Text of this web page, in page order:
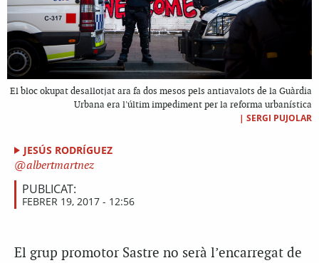
El bloc okupat desallotjat ara fa dos mesos pels antiavalots de la Guàrdia
Urbana era l'últim impediment per la reforma urbanística
| SERGI PUJOLAR
JESÚS RODRÍGUEZ
albertmartnez
PUBLICAT:
FEBRER 19, 2017 - 12:56
El grup promotor Sastre no serà l’encarregat de